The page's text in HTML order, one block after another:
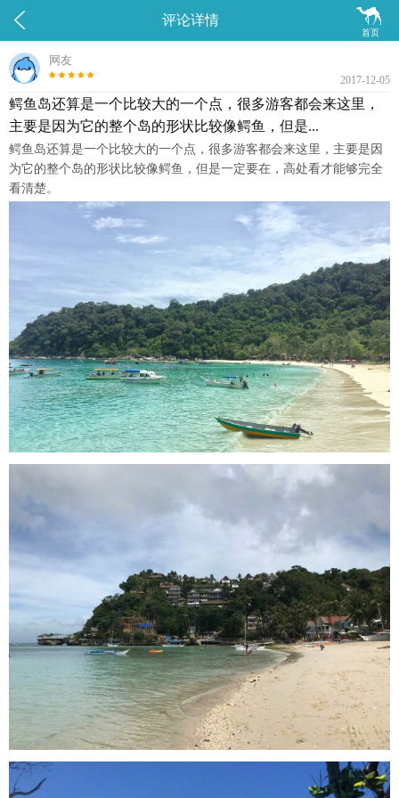
 
首页
评论详情
网友
2017-12-05
鳄鱼岛还算是一个比较大的一个点，很多游客都会来这里，
主要是因为它的整个岛的形状比较像鳄鱼，但是...
鳄鱼岛还算是一个比较大的一个点，很多游客都会来这里，主要是因
为它的整个岛的形状比较像鳄鱼，但是一定要在，高处看才能够完全
看清楚。